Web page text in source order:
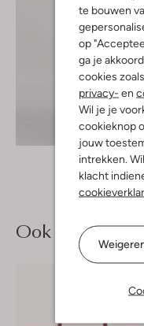
te bouwen
op
ga je
cookies
privacy- en
Wil je je
cookieknop
jouw
intrekken.
klacht
Ontdek de
Ook iets voor